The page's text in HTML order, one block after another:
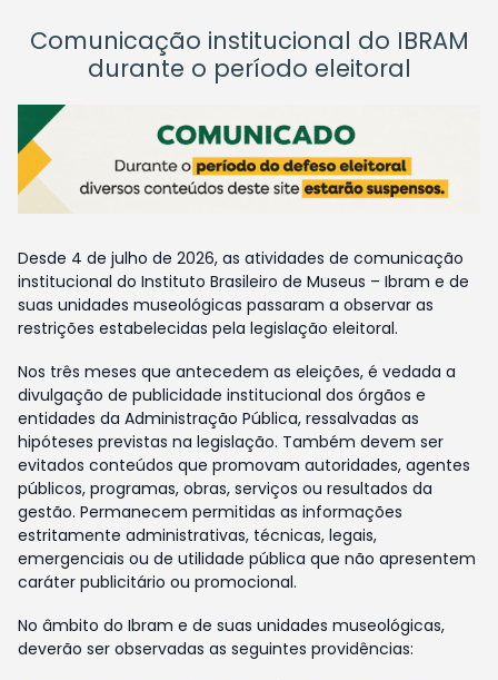
Comunicação institucional do IBRAM
durante o período eleitoral
Desde 4 de julho de 2026, as atividades de comunicação
institucional do Instituto Brasileiro de Museus – Ibram e de
suas unidades museológicas passaram a observar as
restrições estabelecidas pela legislação eleitoral.
Nos três meses que antecedem as eleições, é vedada a
divulgação de publicidade institucional dos órgãos e
entidades da Administração Pública, ressalvadas as
hipóteses previstas na legislação. Também devem ser
evitados conteúdos que promovam autoridades, agentes
públicos, programas, obras, serviços ou resultados da
gestão. Permanecem permitidas as informações
estritamente administrativas, técnicas, legais,
emergenciais ou de utilidade pública que não apresentem
caráter publicitário ou promocional.
No âmbito do Ibram e de suas unidades museológicas,
deverão ser observadas as seguintes providências: